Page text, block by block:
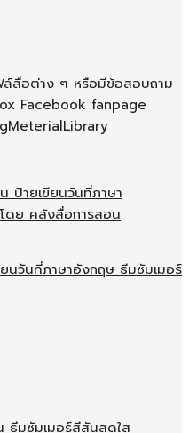
ล์สื่อต่าง ๆ หรือมีข้อสอบถาม
Facebook fanpage
นวันที่ภาษาอังกฤษ ธีมซัมเมอร์